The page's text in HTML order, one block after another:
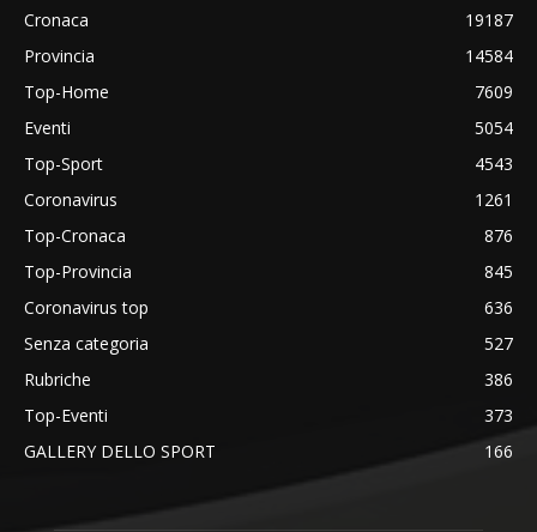
Cronaca
19187
Provincia
14584
Top-Home
7609
Eventi
5054
Top-Sport
4543
Coronavirus
1261
Top-Cronaca
876
Top-Provincia
845
Coronavirus top
636
Senza categoria
527
Rubriche
386
Top-Eventi
373
GALLERY DELLO SPORT
166